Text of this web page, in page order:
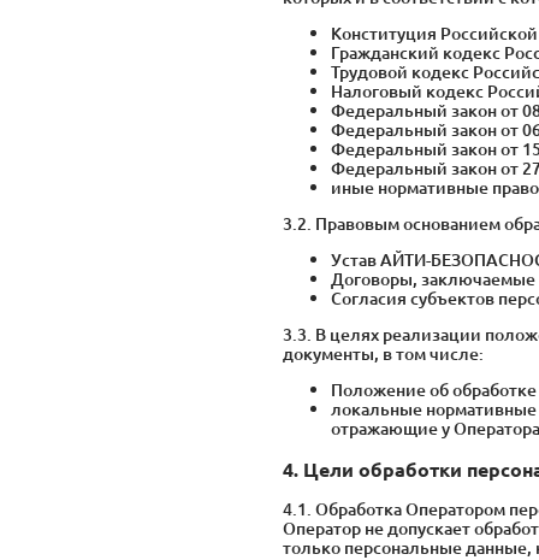
Конституция
Гражданский кодекс
Трудовой кодекс
Налоговый кодекс
Федеральный закон от
Федеральный закон от
Федеральный закон от
Федеральный закон от
иные нормативные
3.2. Правовым основанием
Устав АЙТИ-
Договоры, заключаемые
Согласия субъектов
3.3. В целях реализации
документы, в том числе:
Положение об
локальные
отражающие у
4. Цели обработки
4.1. Обработка Оператором
Оператор не допускает
только персональные